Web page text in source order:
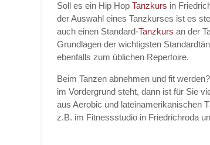
Kontakt E-Mail
Kontakt Telefonnummer
Soll es ein Hip Hop Tanzkurs in
der Auswahl eines Tanzkurses ist es
auch einen Standard-Tanzkurs an der
Grundlagen der wichtigsten
ebenfalls zum üblichen Repertoire.
Beim Tanzen abnehmen und fit
im Vordergrund steht, dann ist für Sie
aus Aerobic und lateinamerikanischen
z.B. im Fitnessstudio in Friedrichroda